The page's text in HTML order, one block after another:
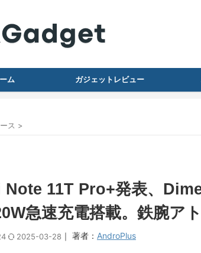
ム ガジェットレビュー
ス >
Note 11T Pro+発表、
急速充電搭載。鉄腕ア
2025-03-28 ｜ 著者： AndroPlus